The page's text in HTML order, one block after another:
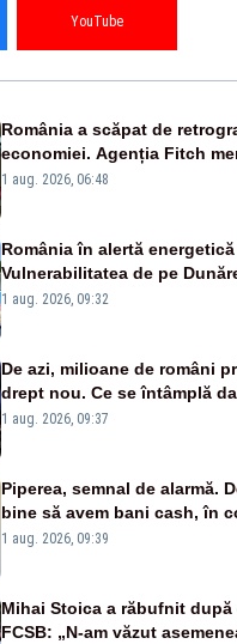
YouTube
România a scăpat de
economiei. Agenția Fitch
„BBB-” cu perspectivă
1 aug. 2026, 06:48
România în alertă energetică
Vulnerabilitatea de pe
în pericol Centrala
1 aug. 2026, 09:32
De azi, milioane de români
drept nou. Ce se întâmplă
un produs
1 aug. 2026, 09:37
Piperea, semnal de alarmă.
bine să avem bani cash, în
alertei energetice?
1 aug. 2026, 09:39
Mihai Stoica a răbufnit după
FCSB: „N-am văzut